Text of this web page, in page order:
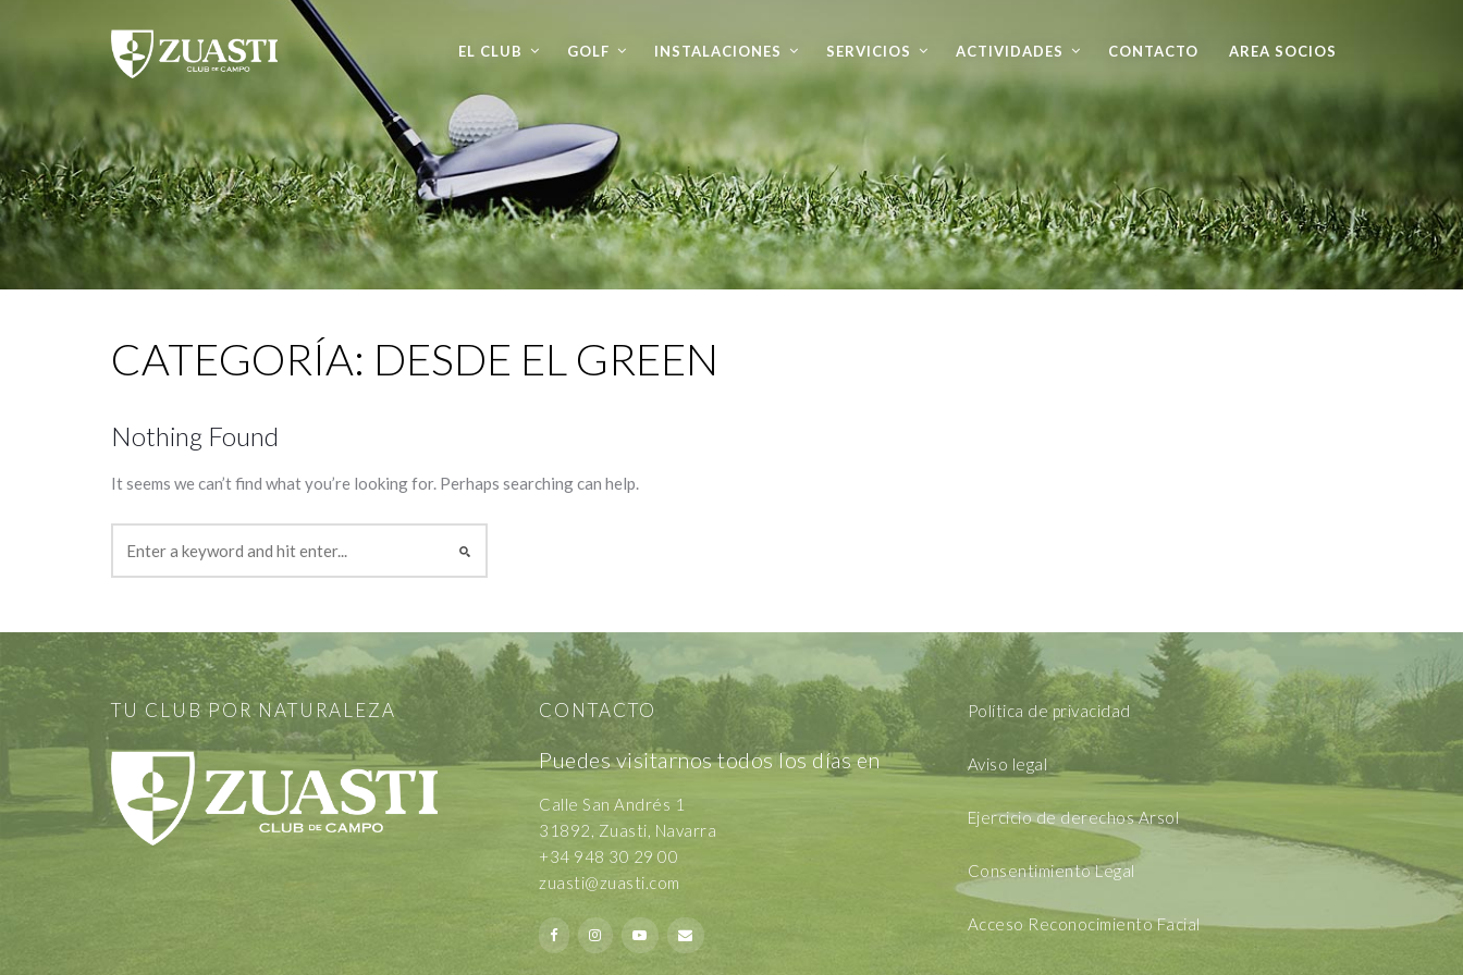
EL CLUB GOLF INSTALACIONES SERVICIOS ACTIVIDADES CONTACTO AREA SOCIOS
CATEGORÍA: DESDE EL GREEN
Nothing Found
It seems we can’t find what you’re looking for. Perhaps searching can help.
TU CLUB POR NATURALEZA CONTACTO
Puedes visitarnos todos los días en
Calle San Andrés 1
31892, Zuasti, Navarra
+34 948 30 29 00
zuasti@zuasti.com
Política de privacidad
Aviso legal
Ejercicio de derechos Arsol
Consentimiento Legal
Acceso Reconocimiento Facial